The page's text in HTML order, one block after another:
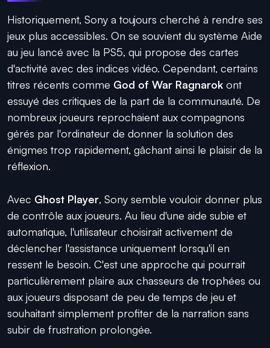
Historiquement, Sony a toujours cherché à rendre ses
jeux plus accessibles. On se souvient du système Aide
au jeu lancé avec la PS5, qui propose des cartes
d'activité avec des indices vidéo. Cependant, certains
titres récents comme God of War Ragnarok ont
essuyé des critiques de la part de la communauté. De
nombreux joueurs reprochaient aux compagnons
gérés par l'ordinateur de donner la solution des
énigmes trop rapidement, gâchant ainsi le plaisir de la
réflexion.
Avec Ghost Player, Sony semble vouloir donner plus
de contrôle aux joueurs. Au lieu d'une aide subie et
automatique, l'utilisateur choisirait activement de
déclencher l'assistance uniquement lorsqu'il en
ressent le besoin. C'est une approche qui pourrait
particulièrement plaire aux chasseurs de trophées ou
aux joueurs disposant de peu de temps de jeu et
souhaitant simplement profiter de la narration sans
subir de frustration prolongée.